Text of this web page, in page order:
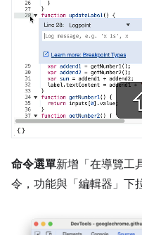
命令選單新增「在導覽工
令，功能與「編輯器」 下